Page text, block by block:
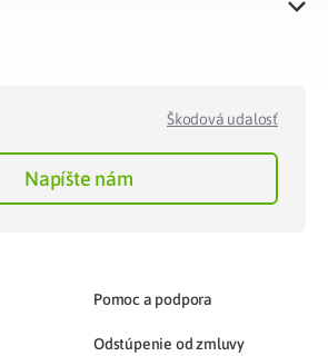
Škodová udalosť
Napíšte nám
Pomoc a podpora
Odstúpenie od zmluvy